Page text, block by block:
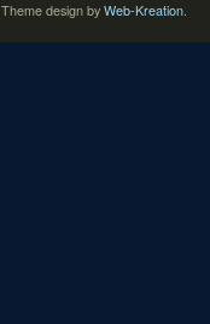
Theme design by Web-Kreation.